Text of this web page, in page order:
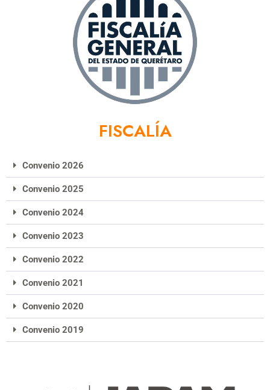
FISCALÍA
Convenio 2026
Convenio 2025
Convenio 2024
Convenio 2023
Convenio 2022
Convenio 2021
Convenio 2020
Convenio 2019